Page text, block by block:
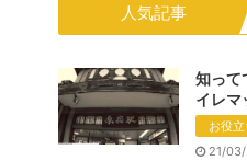
人気記事
知って
イレマ
お役立
21/